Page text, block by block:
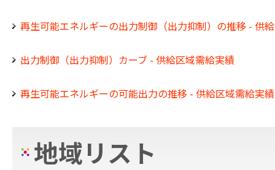
再生可能エネルギーの出力制御（出力抑制）の推移 - 供
出力制御（出力抑制）カーブ - 供給区域需給実績
再生可能エネルギーの可能出力の推移 - 供給区域需給実績
地域リスト